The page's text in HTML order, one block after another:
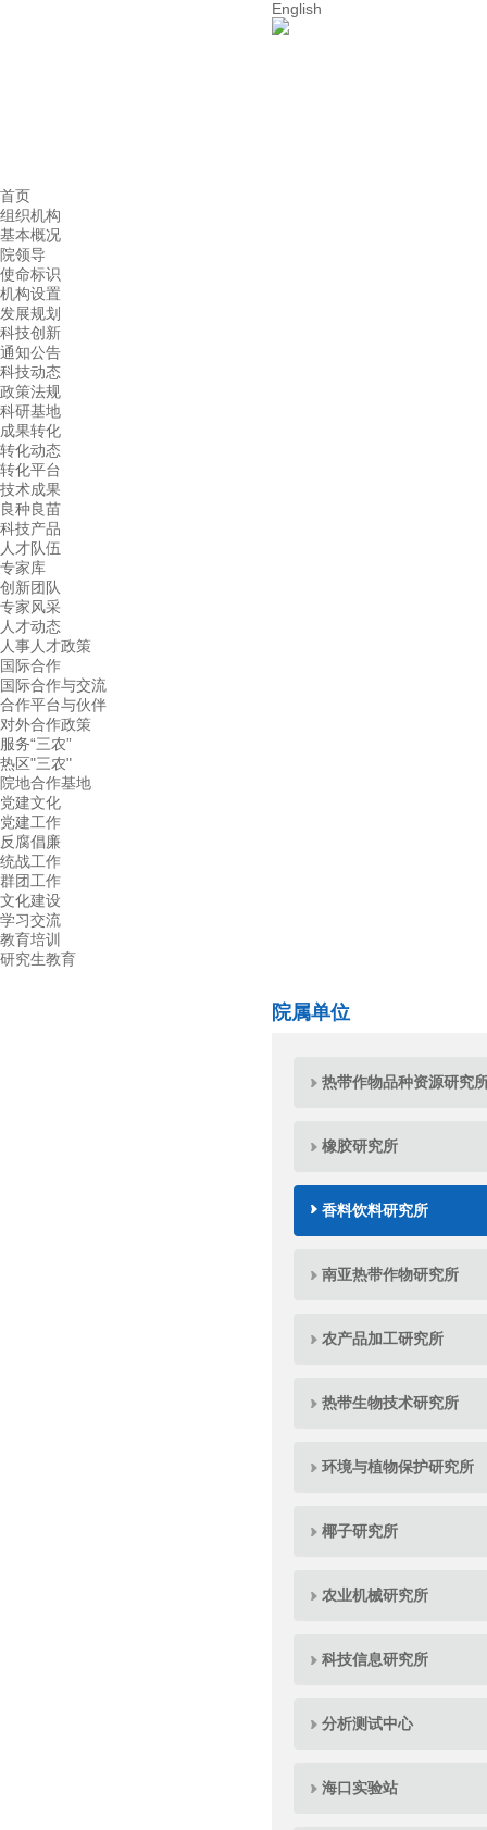
English
首页
组织机构
基本概况
院领导
使命标识
机构设置
发展规划
科技创新
通知公告
科技动态
政策法规
科研基地
成果转化
转化动态
转化平台
技术成果
良种良苗
科技产品
人才队伍
专家库
创新团队
专家风采
人才动态
人事人才政策
国际合作
国际合作与交流
合作平台与伙伴
对外合作政策
服务“三农”
热区"三农"
院地合作基地
党建文化
党建工作
反腐倡廉
统战工作
群团工作
文化建设
学习交流
教育培训
研究生教育
院属单位
热带作物品种资源研究
橡胶研究所
香料饮料研究所
南亚热带作物研究所
农产品加工研究所
热带生物技术研究所
环境与植物保护研究所
椰子研究所
农业机械研究所
科技信息研究所
分析测试中心
海口实验站